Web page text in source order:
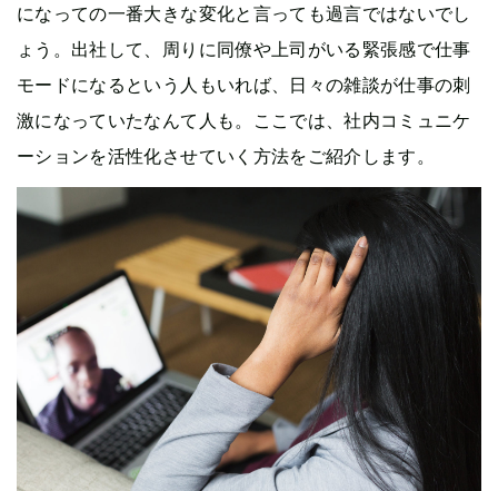
になっての一番大きな変化と言っても過言ではないでし
ょう。出社して、周りに同僚や上司がいる緊張感で仕事
モードになるという人もいれば、日々の雑談が仕事の刺
激になっていたなんて人も。ここでは、社内コミュニケ
ーションを活性化させていく方法をご紹介します。